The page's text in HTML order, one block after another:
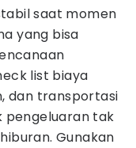
saat momen
yang bisa
list biaya
dan transportasi
pengeluaran tak
Gunakan